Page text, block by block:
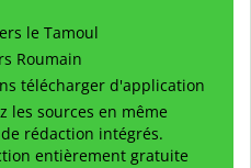
le Tamoul
Roumain
télécharger d'application
les sources en même
rédaction intégrés.
entièrement gratuite